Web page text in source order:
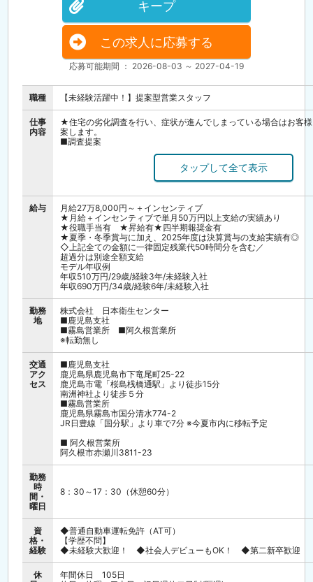
キープ
この求人に応募する
応募可能期間 ： 2026-08-03 ～ 2027-04-19
職種 【未経験活躍中！】提案型営業スタッフ
仕事
内容
★住宅の劣化調査を行い、症状が進んでしまっている場合はお客
案します。
■調査提案
・朝 事務所にて1日のスケジュールを確認し、社用車で各々のエ
・9：00頃～各自営業活動を開始
JAの指定店として営業活動を行いますので、お客様の安心感もあ
（実際の施工は工事部が行います。）
■反響調査
・JAを通してお客様からの調査依頼を受注！
※4月～10月は繁忙期のため【反響営業】がメインになります！
■アフター点検
以前からお付き合いのあるお客様のアフター点検を実施
給与
月給27万8,000円～＋インセンティブ
★月給＋インセンティブで単月50万円以上支給の実績あり
★役職手当有 ★昇給有★四半期報奨金有
★夏季・冬季賞与に加え、2025年度は決算賞与の支給実績有◎
◇上記全ての金額に一律固定残業代50時間分を含む／
超過分は別途全額支給
モデル年収例
年収510万円/29歳/経験3年/未経験入社
年収690万円/34歳/経験6年/未経験入社
勤務
地
株式会社 日本衛生センター
■鹿児島支社
■霧島営業所 ■阿久根営業所
※転勤無し
交通
アク
セス
■鹿児島支社
鹿児島県鹿児島市下竜尾町25-22
鹿児島市電「桜島桟橋通駅」より徒歩15分
南洲神社より徒歩５分
■霧島営業所
鹿児島県霧島市国分清水774-2
JR日豊線「国分駅」より車で7分 ※今夏市内に移転予定
■ 阿久根営業所
阿久根市赤瀬川3811-23
勤務
時
間・
曜日
8：30～17：30（休憩60分）
資
格・
経験
◆普通自動車運転免許（AT可）
【学歴不問】
◆未経験大歓迎！ ◆社会人デビューもOK！ ◆第二新卒歓迎
休
年間休日 105日